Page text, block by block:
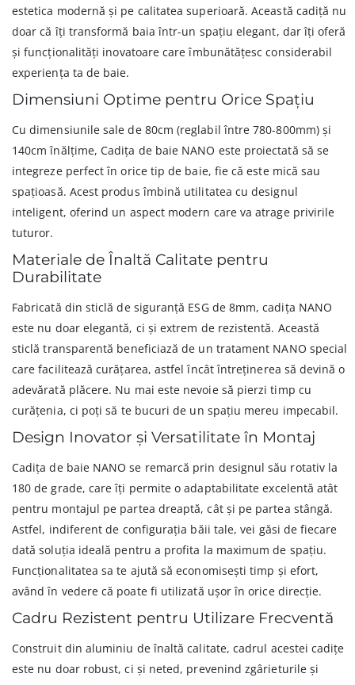
estetica modernă și pe calitatea superioară. Această cadiță nu
doar că îți transformă baia într-un spațiu elegant, dar îți oferă
și funcționalități inovatoare care îmbunătățesc considerabil
experiența ta de baie.
Dimensiuni Optime pentru Orice Spațiu
Cu dimensiunile sale de 80cm (reglabil între 780-800mm) și
140cm înălțime, Cadița de baie NANO este proiectată să se
integreze perfect în orice tip de baie, fie că este mică sau
spațioasă. Acest produs îmbină utilitatea cu designul
inteligent, oferind un aspect modern care va atrage privirile
tuturor.
Materiale de Înaltă Calitate pentru
Durabilitate
Fabricată din sticlă de siguranță ESG de 8mm, cadița NANO
este nu doar elegantă, ci și extrem de rezistentă. Această
sticlă transparentă beneficiază de un tratament NANO special
care facilitează curățarea, astfel încât întreținerea să devină o
adevărată plăcere. Nu mai este nevoie să pierzi timp cu
curățenia, ci poți să te bucuri de un spațiu mereu impecabil.
Design Inovator și Versatilitate în Montaj
Cadița de baie NANO se remarcă prin designul său rotativ la
180 de grade, care îți permite o adaptabilitate excelentă atât
pentru montajul pe partea dreaptă, cât și pe partea stângă.
Astfel, indiferent de configurația băii tale, vei găsi de fiecare
dată soluția ideală pentru a profita la maximum de spațiu.
Funcționalitatea sa te ajută să economisești timp și efort,
având în vedere că poate fi utilizată ușor în orice direcție.
Cadru Rezistent pentru Utilizare Frecventă
Construit din aluminiu de înaltă calitate, cadrul acestei cadițe
este nu doar robust, ci și neted, prevenind zgârieturile și